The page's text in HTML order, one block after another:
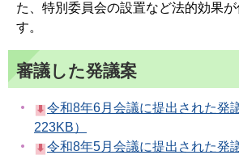
た、特別委員会の設置など法的効果
す。
審議した発議案
令和8年6月会議に提出された発
223KB）
令和8年5月会議に提出された発